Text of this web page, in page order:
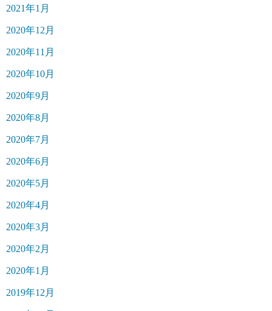
2021年1月
2020年12月
2020年11月
2020年10月
2020年9月
2020年8月
2020年7月
2020年6月
2020年5月
2020年4月
2020年3月
2020年2月
2020年1月
2019年12月